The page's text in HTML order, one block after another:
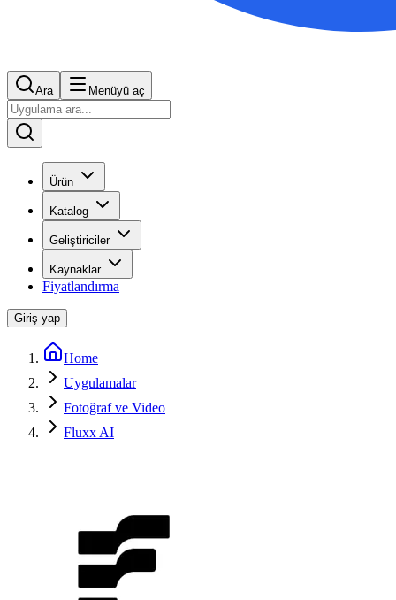
Ara Menüyü aç
Ürün
Katalog
Geliştiriciler
Kaynaklar
Fiyatlandırma
Giriş yap
Home
Uygulamalar
Fotoğraf ve Video
Fluxx AI